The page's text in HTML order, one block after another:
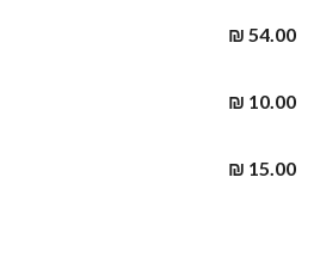
₪ 54.00
₪ 10.00
₪ 15.00